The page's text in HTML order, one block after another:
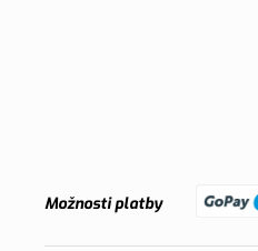
Možnosti platby